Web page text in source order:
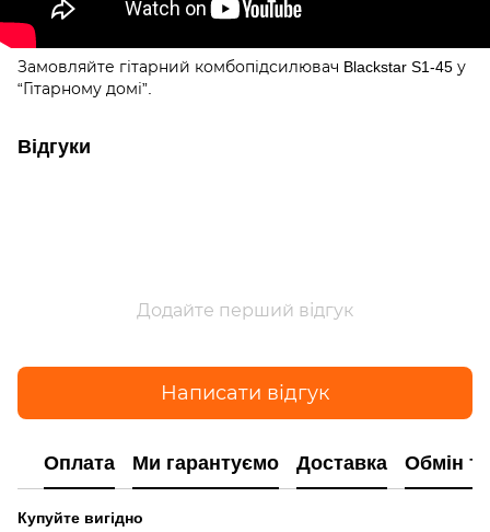
Замовляйте гітарний комбопідсилювач Blackstar S1-45 у
“Гітарному домі”.
Відгуки
Додайте перший відгук
Написати відгук
Оплата Ми гарантуємо Доставка Обмін
Купуйте вигідно